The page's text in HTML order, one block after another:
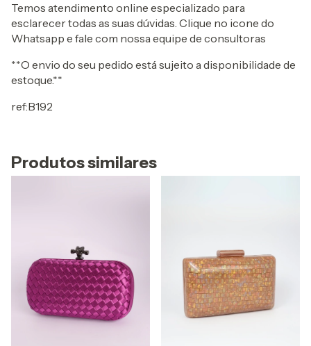
Temos atendimento online especializado para
esclarecer todas as suas dúvidas. Clique no icone do
Whatsapp e fale com nossa equipe de consultoras
**O envio do seu pedido está sujeito a disponibilidade de
estoque.**
ref:B192
Produtos similares